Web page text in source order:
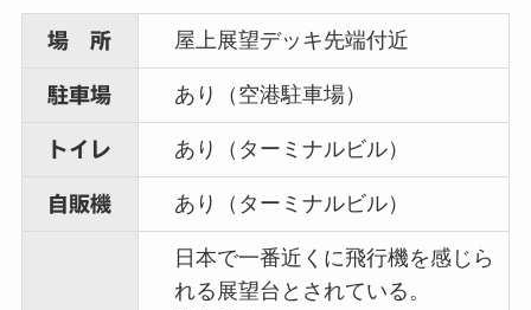
場 所 屋上展望デッキ先端付近
駐車場 あり（空港駐車場）
トイレ あり（ターミナルビル）
自販機 あり（ターミナルビル）
日本で一番近くに飛行機を感じら
れる展望台とされている。